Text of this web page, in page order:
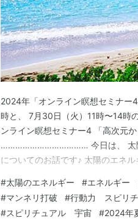
2024年「オンライン瞑想セミナー
時と、 7月30日（火）11時〜14時
ンライン瞑想セミナー4 「高次元
……………………………… 今日は、 太陽
についてのお話です♪ 太陽のエネ
んな太陽のエネルギーについて、
出ない、 人…
#太陽のエネルギー #エネルギー
#マンネリ打破 #行動力 スピリ
#スピリチュアル 宇宙 #2024年